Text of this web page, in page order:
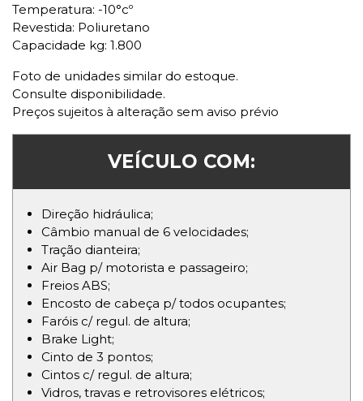
Temperatura: -10°cº
Revestida: Poliuretano
Capacidade kg: 1.800
Foto de unidades similar do estoque.
Consulte disponibilidade.
Preços sujeitos à alteração sem aviso prévio
VEÍCULO COM:
Direção hidráulica;
Câmbio manual de 6 velocidades;
Tração dianteira;
Air Bag p/ motorista e passageiro;
Freios ABS;
Encosto de cabeça p/ todos ocupantes;
Faróis c/ regul. de altura;
Brake Light;
Cinto de 3 pontos;
Cintos c/ regul. de altura;
Vidros, travas e retrovisores elétricos;